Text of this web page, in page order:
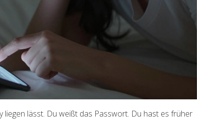
liegen lässt. Du weißt das Passwort. Du hast es früher